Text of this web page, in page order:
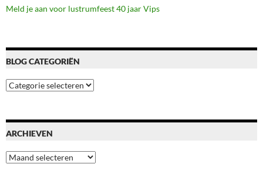
Meld je aan voor lustrumfeest 40 jaar Vips
BLOG CATEGORIËN
Blog
categoriën
ARCHIEVEN
Archieven